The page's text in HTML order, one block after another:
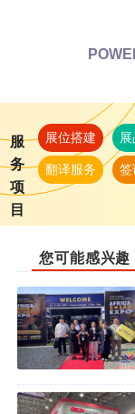
服
务
项
目
展位搭建
翻译服务 签
您可能感兴趣